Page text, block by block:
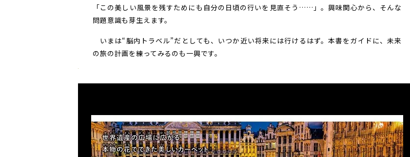
「この美しい風景を残すためにも自分の日頃の行いを見直そう……」。興味関心から、そんな
問題意識も芽生えます。
いまは“脳内トラベル”だとしても、いつか近い将来には行けるはず。本書をガイドに、未来
の旅の計画を練ってみるのも一興です。